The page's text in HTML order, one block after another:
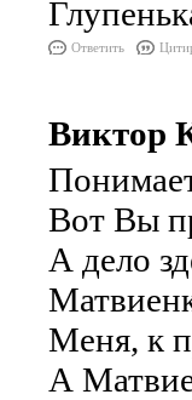
Ответить
Виктор
Вот Вы
А дело
Меня, к
А